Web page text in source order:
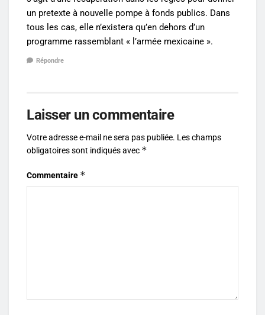
un pretexte à nouvelle pompe à fonds publics. Dans
tous les cas, elle n’existera qu’en dehors d’un
programme rassemblant « l’armée mexicaine ».
Répondre
Laisser un commentaire
Votre adresse e-mail ne sera pas publiée. Les champs
obligatoires sont indiqués avec *
Commentaire *